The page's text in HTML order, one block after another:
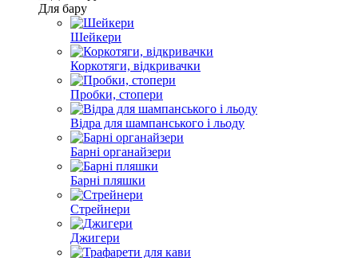
Для бару
Шейкери
Коркотяги, відкривачки
Пробки, стопери
Відра для шампанського і льоду
Барні органайзери
Барні пляшки
Стрейнери
Джигери